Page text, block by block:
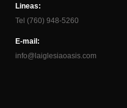
Lineas:
Tel (760) 948-5260
E-mail:
info@laiglesiaoasis.com